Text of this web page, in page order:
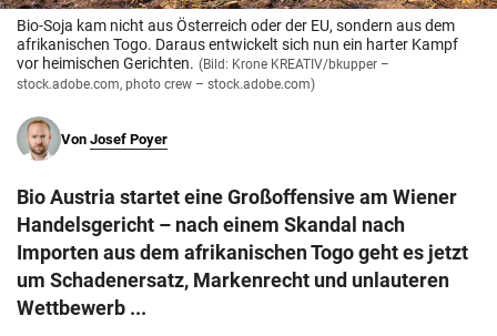
Bio-Soja kam nicht aus Österreich oder der EU, sondern aus dem
afrikanischen Togo. Daraus entwickelt sich nun ein harter Kampf
vor heimischen Gerichten. (Bild: Krone KREATIV/bkupper –
stock.adobe.com, photo crew – stock.adobe.com)
Von Josef Poyer
Bio Austria startet eine Großoffensive am Wiener
Handelsgericht – nach einem Skandal nach
Importen aus dem afrikanischen Togo geht es jetzt
um Schadenersatz, Markenrecht und unlauteren
Wettbewerb ...